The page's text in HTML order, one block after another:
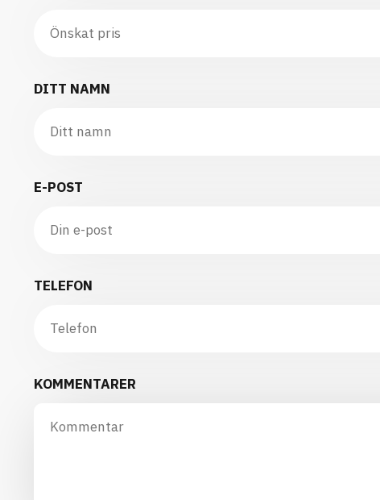
DITT NAMN
E-POST
TELEFON
KOMMENTARER